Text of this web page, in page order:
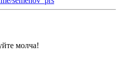
молча!